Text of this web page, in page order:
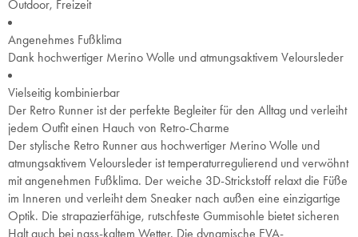
Outdoor, Freizeit
Angenehmes Fußklima
Dank hochwertiger Merino Wolle und atmungsaktivem Veloursleder
Vielseitig kombinierbar
Der Retro Runner ist der perfekte Begleiter für den Alltag und verleiht
jedem Outfit einen Hauch von Retro-Charme
Der stylische Retro Runner aus hochwertiger Merino Wolle und
atmungsaktivem Veloursleder ist temperaturregulierend und verwöhnt
mit angenehmen Fußklima. Der weiche 3D-Strickstoff relaxt die Füße
im Inneren und verleiht dem Sneaker nach außen eine einzigartige
Optik. Die strapazierfähige, rutschfeste Gummisohle bietet sicheren
Halt auch bei nass-kaltem Wetter. Die dynamische EVA-